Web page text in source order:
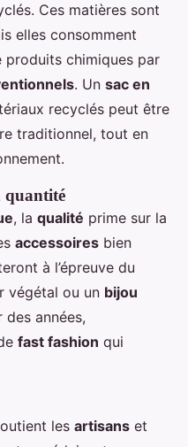
Ces matières sont
elles consomment
produits chimiques par
. Un sac en
recyclés peut être
traditionnel, tout en
quantité
, la qualité prime sur la
accessoires bien
à l’épreuve du
végétal ou un bijou
années,
fast fashion qui
les artisans et